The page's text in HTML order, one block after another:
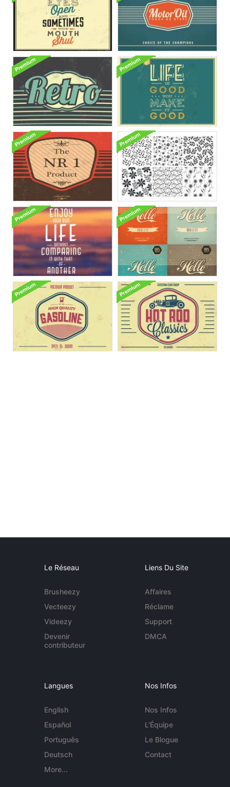
Le Réseau
Brusheezy
Vecteezy
Videezy
Devenir
contributeur
Liens Du Site
Affaires
Réclame
Support
DMCA
Langues
English
Español
Português
Deutsch
More...
Nos Infos
Nos Infos
L'Équipe
Le Blogue
Contact